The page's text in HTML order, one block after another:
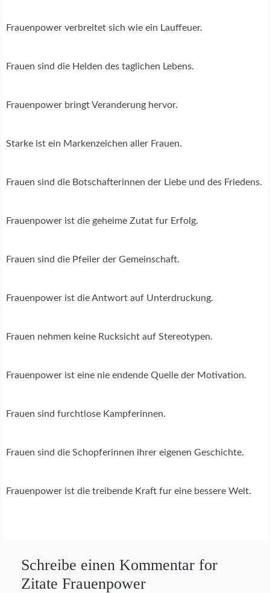
Frauenpower verbreitet sich wie ein Lauffeuer.
Frauen sind die Helden des taglichen Lebens.
Frauenpower bringt Veranderung hervor.
Starke ist ein Markenzeichen aller Frauen.
Frauen sind die Botschafterinnen der Liebe und des Friedens.
Frauenpower ist die geheime Zutat fur Erfolg.
Frauen sind die Pfeiler der Gemeinschaft.
Frauenpower ist die Antwort auf Unterdruckung.
Frauen nehmen keine Rucksicht auf Stereotypen.
Frauenpower ist eine nie endende Quelle der Motivation.
Frauen sind furchtlose Kampferinnen.
Frauen sind die Schopferinnen ihrer eigenen Geschichte.
Frauenpower ist die treibende Kraft fur eine bessere Welt.
Schreibe einen Kommentar for
Zitate Frauenpower